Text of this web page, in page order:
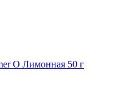
O Лимонная 50 г